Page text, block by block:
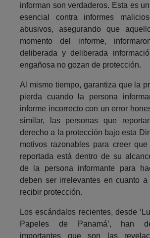
informan son verdaderos. Esta es
esencial contra informes
abusivos, asegurando que
momento del informe,
deliberada y deliberada
engañosa no gozan de protección.
Al mismo tiempo, garantiza que la
pierda cuando la persona
informe incorrecto con un error
similar, las personas que
derecho a la protección bajo esta
motivos razonables para creer
reportada está dentro de su
de la persona informante para
deben ser irrelevantes en cuanto
recibir protección.
Los escándalos recientes, desde
Papeles de Panamá’, han
importantes que son las